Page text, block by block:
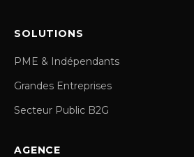
SOLUTIONS
PME & Indépendants
Grandes Entreprises
Secteur Public B2G
AGENCE